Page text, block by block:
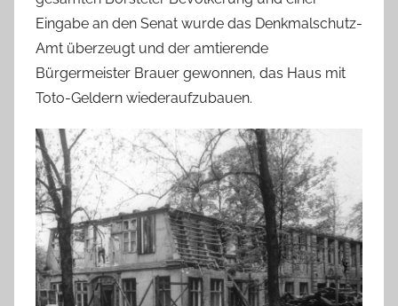
Eingabe an den Senat wurde das Denkmalschutz-
Amt überzeugt und der amtierende
Bürgermeister Brauer gewonnen, das Haus mit
Toto-Geldern wiederaufzubauen.